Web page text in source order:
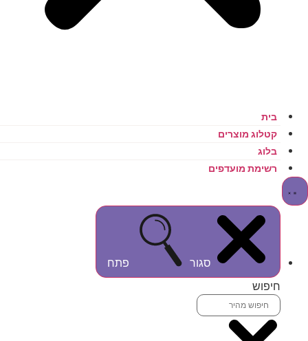
בית
קטלוג מוצרים
בלוג
רשימת מועדפים
סגור
פתח
חיפוש